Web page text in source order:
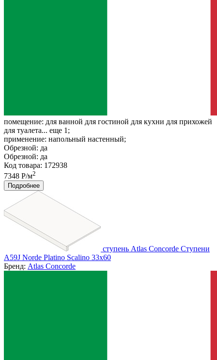
помещение: для ванной для гостиной для кухни для прихожей
для туалета... еще 1;
применение: напольный настенный;
Обрезной: да
Обрезной: да
Код товара: 172938
7348 Р/м2
Подробнее
ступень Atlas Concorde Ступени
A59J Norde Platino Scalino 33x60
Бренд: Atlas Concorde